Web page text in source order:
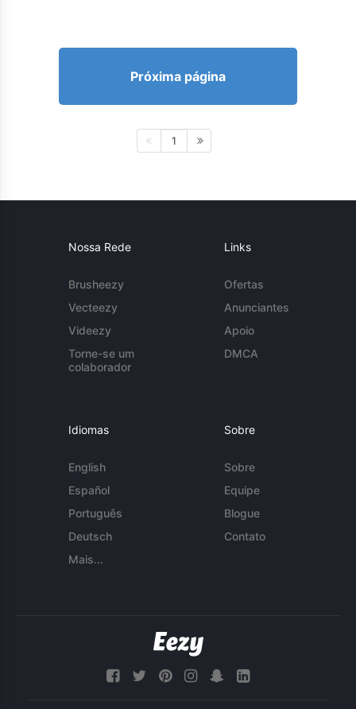
Próxima página
1
Nossa Rede
Brusheezy
Vecteezy
Videezy
Torne-se um
colaborador
Links
Ofertas
Anunciantes
Apoio
DMCA
Idiomas
English
Español
Português
Deutsch
Mais...
Sobre
Sobre
Equipe
Blogue
Contato